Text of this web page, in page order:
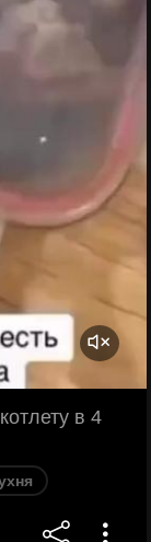
в 4